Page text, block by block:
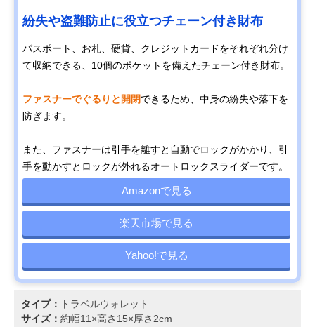
紛失や盗難防止に役立つチェーン付き財布
パスポート、お札、硬貨、クレジットカードをそれぞれ分け
て収納できる、10個のポケットを備えたチェーン付き財布。
ファスナーでぐるりと開閉できるため、中身の紛失や落下を
防ぎます。
また、ファスナーは引手を離すと自動でロックがかかり、引
手を動かすとロックが外れるオートロックスライダーです。
Amazonで見る
楽天市場で見る
Yahoo!で見る
タイプ：
トラベルウォレット
サイズ： 約幅11×高さ15×厚さ2cm